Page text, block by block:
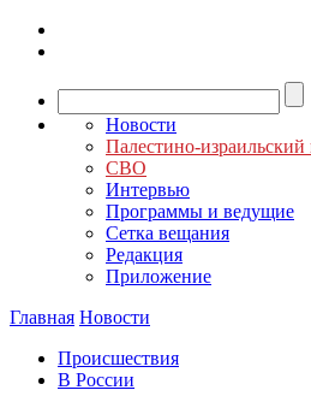
Новости
Палестино-
СВО
Интервью
Программы и ведущие
Сетка вещания
Редакция
Приложение
Главная Новости
Происшествия
В России